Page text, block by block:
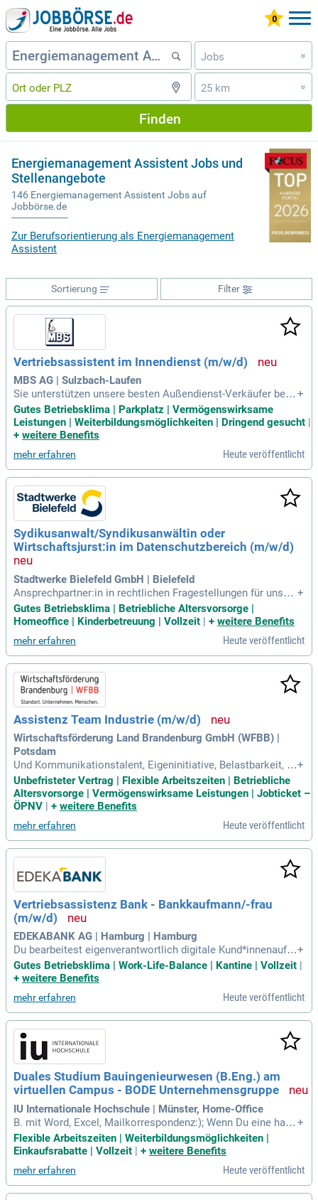
Jobs »
25 km »
Finden
Energiemanagement Assistent Jobs und
Stellenangebote
146 Energiemanagement Assistent Jobs auf
Jobbörse.de
Zur Berufsorientierung als Energiemanagement
Assistent
Filter
Sortierung
Vertriebsassistent im Innendienst (m/w/d)
MBS AG | Sulzbach-Laufen
Sie unterstützen unsere besten Außendienst-Verkäufer bei d
er Sicherstellung der Kundenzufriedenheit und sind Ansprec
hpartner im Tagesgeschäft. Sie sind für die Vor- und Nachbe
reitung von Verkäufen verantwortlich.
+
Gutes Betriebsklima | Parkplatz | Vermögenswirksame
Leistungen | Weiterbildungsmöglichkeiten | Dringend gesucht
+ weitere Benefits
mehr erfahren Heute veröffentlicht
Sydikusanwalt/Syndikusanwältin oder
Wirtschaftsjurst:in im Datenschutzbereich (m/w/d)
Stadtwerke Bielefeld GmbH | Bielefeld
Ansprechpartner:in in rechtlichen Fragestellungen für unser
e vielfältigen Geschäftsfelder; Relevante Gesetzesänderung
en, rechtlicher Rahmenbedingungen und Rechtsprechung so
wie Ableitung und Umsetzung erforderlicher Maßnahmen zu
r Gewährleistung der Rechtskonformität
+
Gutes Betriebsklima | Betriebliche Altersvorsorge |
Homeoffice | Kinderbetreuung | Vollzeit | + weitere Benefits
mehr erfahren Heute veröffentlicht
Assistenz Team Industrie (m/w/d)
Wirtschaftsförderung Land Brandenburg GmbH (WFBB) |
Potsdam
Und Kommunikationstalent, Eigeninitiative, Belastbarkeit, T
eamorientierung; Erfahrungen in DATEV oder ähnlichen Bud
getmanagement-Systemen sind von Vorteil; Erfahrungen in
der vergaberechtskonformen Beschaffung und in der Begleit
+
Unbefristeter Vertrag | Flexible Arbeitszeiten | Betriebliche
Altersvorsorge | Vermögenswirksame Leistungen | Jobticket –
ÖPNV | + weitere Benefits
mehr erfahren Heute veröffentlicht
Vertriebsassistenz Bank - Bankkaufmann/-frau
(m/w/d)
EDEKABANK AG | Hamburg | Hamburg
Du bearbeitest eigenverantwortlich digitale Kund*innenauftr
äge aus dem Bereich unserer Firmenkund*innen mit dem Sc
hwerpunkt auf Kontoführung, Kartengeschäft, Online Bankin
+
Gutes Betriebsklima | Work-Life-Balance | Kantine | Vollzeit
+ weitere Benefits
mehr erfahren Heute veröffentlicht
Duales Studium Bauingenieurwesen (B.Eng.) am
virtuellen Campus - BODE Unternehmensgruppe
IU Internationale Hochschule | Münster, Home-Office
B. mit Word, Excel, Mailkorrespondenz:); Wenn Du eine hand
werkliche oder technische Ausbildung mitbringst, freuen wir
uns total und können Dir eine noch schnellere Lernkurve ver
enschen (z.
+
Flexible Arbeitszeiten | Weiterbildungsmöglichkeiten |
Einkaufsrabatte | Vollzeit | + weitere Benefits
mehr erfahren Heute veröffentlicht